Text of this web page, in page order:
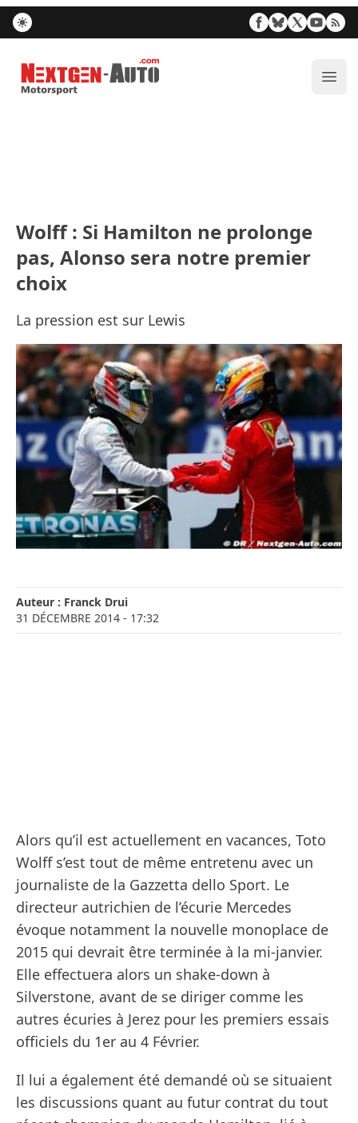
Nextgen-Auto.com
Wolff : Si Hamilton ne prolonge
pas, Alonso sera notre premier
choix
La pression est sur Lewis
Auteur : Franck Drui
31 DÉCEMBRE 2014 - 17:32
Alors qu’il est actuellement en vacances, Toto
Wolff s’est tout de même entretenu avec un
journaliste de la Gazzetta dello Sport. Le
directeur autrichien de l’écurie Mercedes
évoque notamment la nouvelle monoplace de
2015 qui devrait être terminée à la mi-janvier.
Elle effectuera alors un shake-down à
Silverstone, avant de se diriger comme les
autres écuries à Jerez pour les premiers essais
officiels du 1er au 4 Février.
Il lui a également été demandé où se situaient
les discussions quant au futur contrat du tout